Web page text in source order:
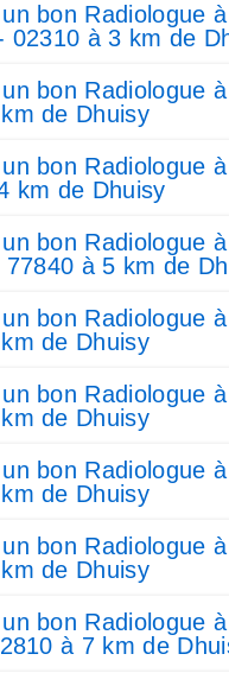
bon Radiologue
02310 à 3 km de
bon Radiologue
de Dhuisy
bon Radiologue
km de Dhuisy
bon Radiologue
77840 à 5 km de
bon Radiologue
de Dhuisy
bon Radiologue
de Dhuisy
bon Radiologue
de Dhuisy
bon Radiologue
de Dhuisy
bon Radiologue
à 7 km de